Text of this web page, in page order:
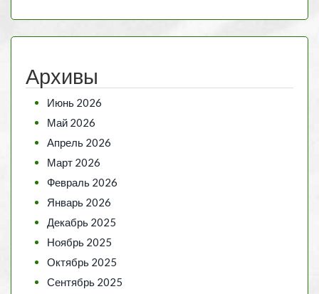
Архивы
Июнь 2026
Май 2026
Апрель 2026
Март 2026
Февраль 2026
Январь 2026
Декабрь 2025
Ноябрь 2025
Октябрь 2025
Сентябрь 2025